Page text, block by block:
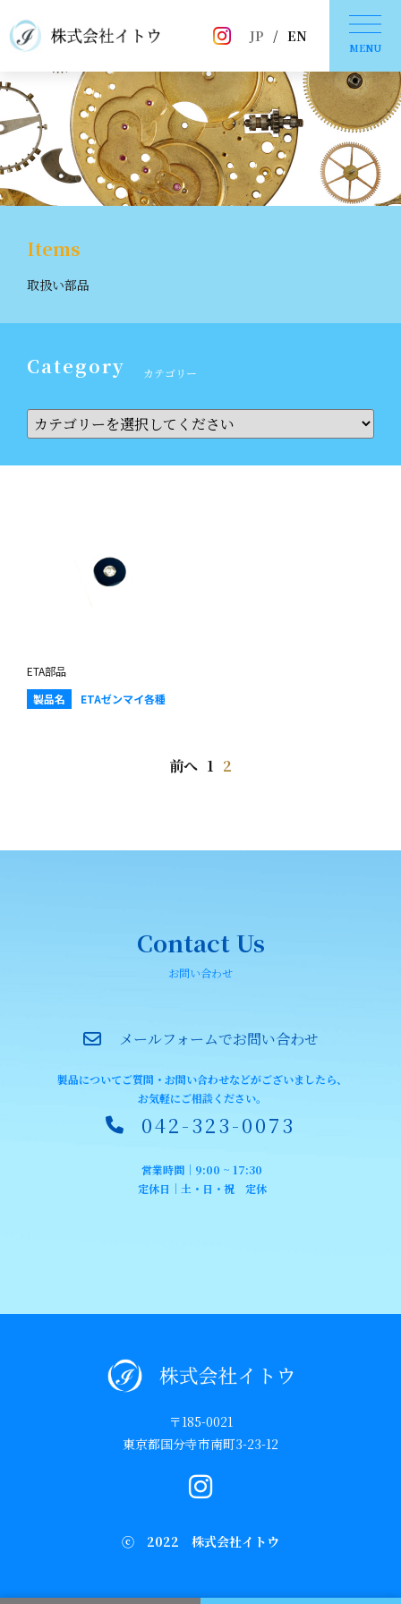
JP / EN
MENU
Items
取扱い部品
Category カテゴリー
ETA部品
製品名
ETAゼンマイ各種
前へ 1 2
Contact Us
お問い合わせ
メールフォームでお問い合わせ
製品についてご質問・お問い合わせなどがございましたら、
お気軽にご相談ください。
042-323-0073
営業時間｜9:00 ~ 17:30
定休日｜土・日・祝 定休
〒185-0021
東京都国分寺市南町3-23-12
ⓒ 2022 株式会社イトウ